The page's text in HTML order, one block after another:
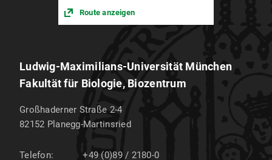
Route anzeigen
Ludwig-Maximilians-Universität München
Fakultät für Biologie, Biozentrum
Großhaderner Straße 2-4
82152 Planegg-Martinsried
Telefon: +49 (0)89 / 2180-0